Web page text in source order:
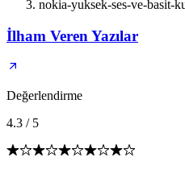
nokia-yuksek-ses-ve-basit-
İlham Veren Yazılar
Değerlendirme
4.3 / 5